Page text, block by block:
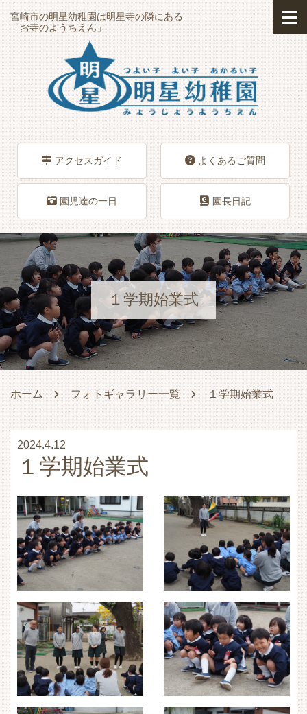
宮崎市の明星幼稚園は明星寺の隣にある
「お寺のようちえん」
アクセスガイド よくあるご質問
園児達の一日 園長日記
１学期始業式
ホーム フォトギャラリー一覧 １学期始業式
2024.4.12
１学期始業式